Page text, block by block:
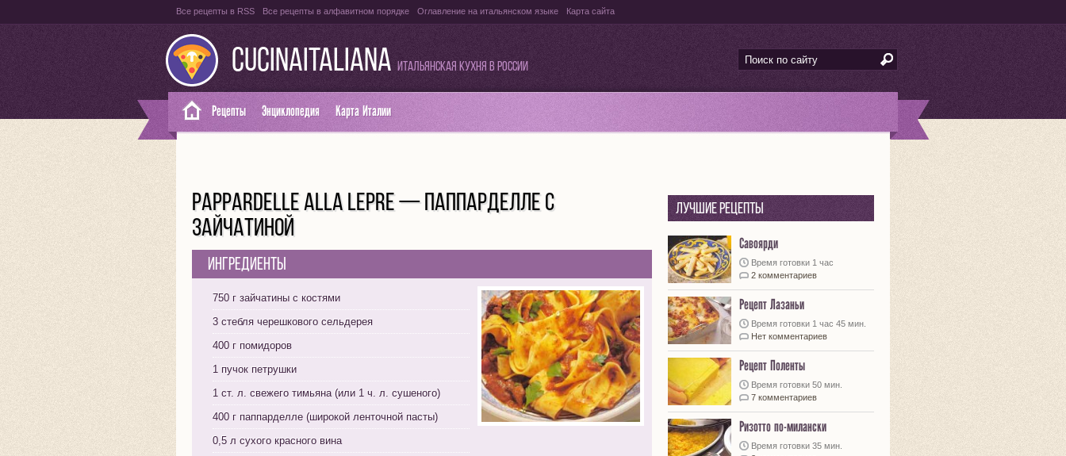
Все рецепты в RSS Все рецепты в алфавитном порядке Оглавление на итальянском языке Карта сайта
CUCINAITALIANA Итальянская кухня в России
Рецепты Энциклопедия Карта Италии
PAPPARDELLE ALLA LEPRE — ПАППАРДЕЛЛЕ С
ЗАЙЧАТИНОЙ
Ингредиенты
750 г зайчатины с костями
3 стебля черешкового сельдерея
400 г помидоров
1 пучок петрушки
1 ст. л. свежего тимьяна (или 1 ч. л. сушеного)
400 г паппарделле (широкой ленточной пасты)
0,5 л сухого красного вина
Лучшие рецепты
Савоярди
Время готовки 1 час
2 комментариев
Рецепт Лазаньи
Время готовки 1 час 45 мин.
Нет комментариев
Рецепт Поленты
Время готовки 50 мин.
7 комментариев
Ризотто по-милански
Время готовки 35 мин.